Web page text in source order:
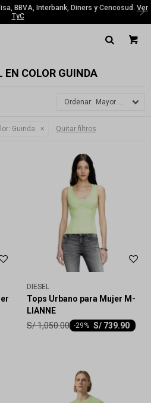
BBVA, Interbank, Diners y Cencosud. Ver
TyC
EN COLOR GUINDA
Mayor precio
Guinda Quitar filtros
DIESEL
Tops Urbano para Mujer M-
LIANNE
S/ 739.90
-29
S/1,050.00